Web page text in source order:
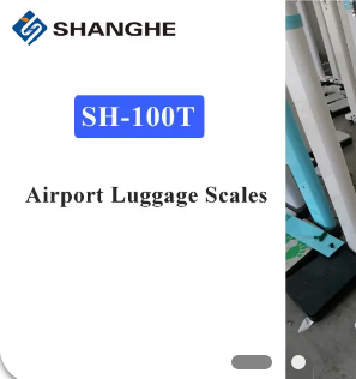
2019
2026